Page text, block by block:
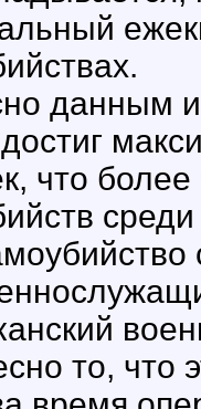
данным
что
то, что